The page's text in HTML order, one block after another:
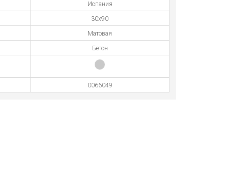
Испания
30x90
Матовая
Бетон
0066049